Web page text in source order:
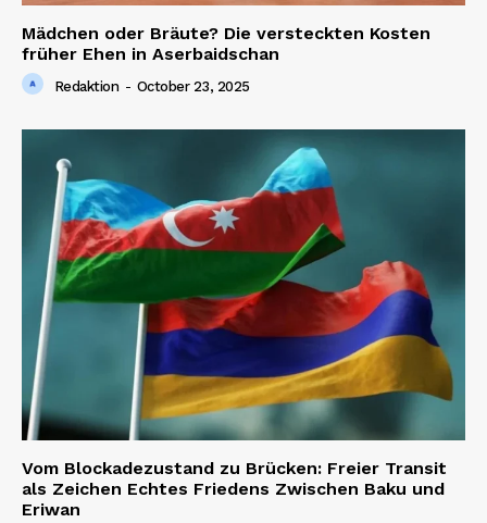
Mädchen oder Bräute? Die versteckten Kosten
früher Ehen in Aserbaidschan
Redaktion - October 23, 2025
Vom Blockadezustand zu Brücken: Freier Transit
als Zeichen Echtes Friedens Zwischen Baku und
Eriwan